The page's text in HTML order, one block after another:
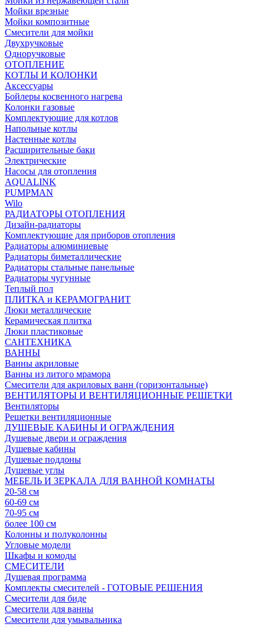
Мойки врезные
Мойки композитные
Смесители для мойки
Двухручковые
Одноручковые
ОТОПЛЕНИЕ
КОТЛЫ И КОЛОНКИ
Аксессуары
Бойлеры косвенного нагрева
Колонки газовые
Комплектующие для котлов
Напольные котлы
Настенные котлы
Расширительные баки
Электрические
Насосы для отопления
AQUALINK
PUMPMAN
Wilo
РАДИАТОРЫ ОТОПЛЕНИЯ
Дизайн-радиаторы
Комплектующие для приборов отопления
Радиаторы алюминиевые
Радиаторы биметаллические
Радиаторы стальные панельные
Радиаторы чугунные
Теплый пол
ПЛИТКА и КЕРАМОГРАНИТ
Люки металлические
Керамическая плитка
Люки пластиковые
САНТЕХНИКА
ВАННЫ
Ванны акриловые
Ванны из литого мрамора
Смесители для акриловых ванн (горизонтальные)
ВЕНТИЛЯТОРЫ И ВЕНТИЛЯЦИОННЫЕ РЕШЕТКИ
Вентиляторы
Решетки вентиляционные
ДУШЕВЫЕ КАБИНЫ И ОГРАЖДЕНИЯ
Душевые двери и ограждения
Душевые кабины
Душевые поддоны
Душевые углы
МЕБЕЛЬ И ЗЕРКАЛА ДЛЯ ВАННОЙ КОМНАТЫ
20-58 см
60-69 см
70-95 см
более 100 см
Колонны и полуколонны
Угловые модели
Шкафы и комоды
СМЕСИТЕЛИ
Душевая программа
Комплекты смесителей - ГОТОВЫЕ РЕШЕНИЯ
Смесители для биде
Смесители для ванны
Смесители для умывальника